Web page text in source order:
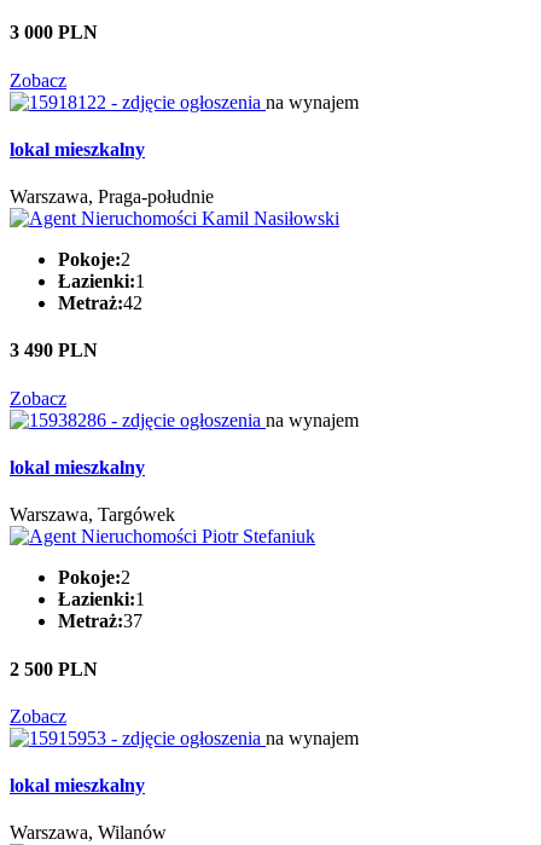
3 000 PLN
Zobacz
na wynajem
lokal mieszkalny
Warszawa, Praga-południe
Pokoje:2
Łazienki:1
Metraż:42
3 490 PLN
Zobacz
na wynajem
lokal mieszkalny
Warszawa, Targówek
Pokoje:2
Łazienki:1
Metraż:37
2 500 PLN
Zobacz
na wynajem
lokal mieszkalny
Warszawa, Wilanów